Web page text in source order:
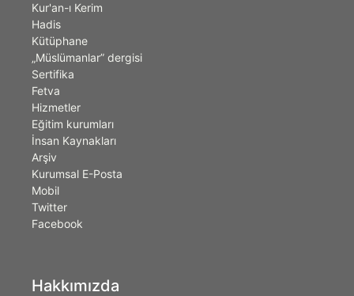
Kur'an-ı Kerim
Hadis
Kütüphane
„Müslümanlar” dergisi
Sertifika
Fetva
Hizmetler
Eğitim kurumları
İnsan Kaynakları
Arşiv
Kurumsal E-Posta
Mobil
Twitter
Facebook
Hakkımızda